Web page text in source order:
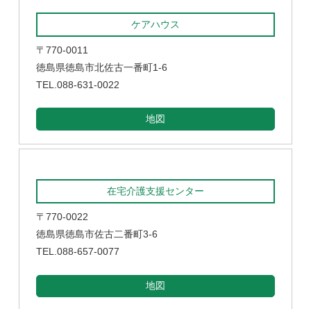
ケアハウス
〒770-0011
徳島県徳島市北佐古一番町1-6
TEL.088-631-0022
地図
在宅介護支援センター
〒770-0022
徳島県徳島市佐古二番町3-6
TEL.088-657-0077
地図